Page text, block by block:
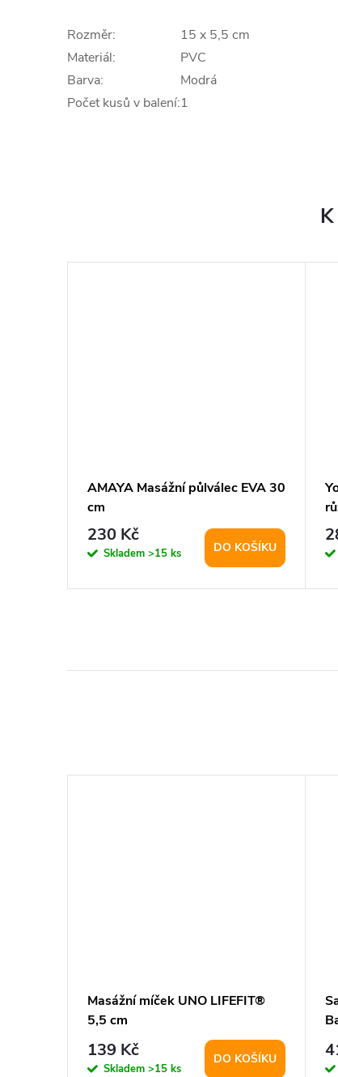
Rozměr:
15 x 5,5 cm
Materiál:
PVC
Barva:
Modrá
Počet kusů v balení:1
AMAYA Masážní půlválec EVA 30
cm
230 Kč
Skladem >15 ks DO KOŠÍKU
Masážní míček UNO LIFEFIT®
5,5 cm
139 Kč
Skladem >15 ks
DO KOŠÍKU